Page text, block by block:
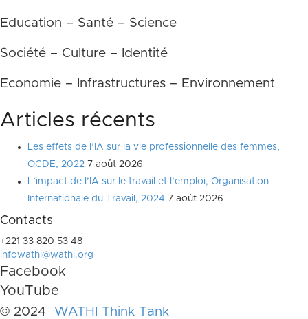
Education – Santé – Science
Société – Culture – Identité
Economie – Infrastructures – Environnement
Articles récents
Les effets de l’IA sur la vie professionnelle des femmes,
OCDE, 2022 7 août 2026
L’impact de l’IA sur le travail et l’emploi, Organisation
Internationale du Travail, 2024 7 août 2026
Contacts
+221 33 820 53 48
infowathi@wathi.org
Facebook
YouTube
© 2024 WATHI Think Tank